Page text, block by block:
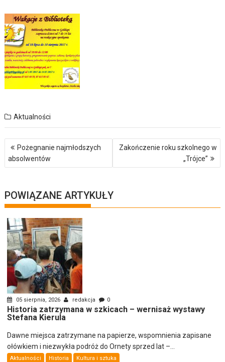
Aktualności
Nawigacja
wpisu
Pożegnanie najmłodszych
absolwentów
Zakończenie roku szkolnego w
„Trójce”
POWIĄZANE ARTYKUŁY
05 sierpnia, 2026 redakcja 0
Historia zatrzymana w szkicach – wernisaż wystawy
Stefana Kierula
Dawne miejsca zatrzymane na papierze, wspomnienia zapisane
ołówkiem i niezwykła podróż do Ornety sprzed lat –...
Aktualności Historia Kultura i sztuka